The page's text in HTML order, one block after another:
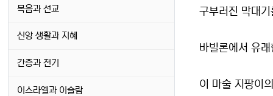
구부러진 막대
바빌론에서 유
이 마술 지팡이
복음과 선교
신앙 생활과 지혜
간증과 전기
이스라엘과 이슬람